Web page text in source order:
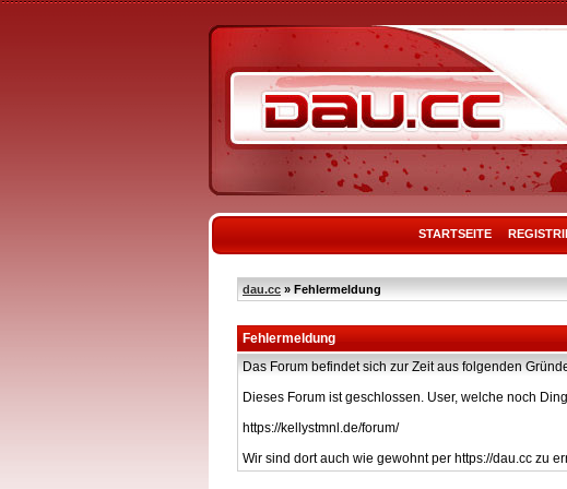
STARTSEITE
dau.cc » Fehlermeldung
Fehlermeldung
Das Forum befindet sich zur Zeit aus folgenden
Dieses Forum ist geschlossen. User, welche noch
https://kellystmnl.de/forum/
Wir sind dort auch wie gewohnt per https://dau.cc zu